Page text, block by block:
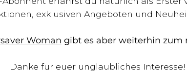
exklusiven Angeboten und
Woman gibt es aber weiterhin zum
Danke für euer unglaubliches Interesse!